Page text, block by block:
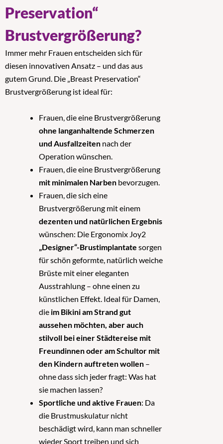
Preservation“
Brustvergrößerung?
Immer mehr Frauen entscheiden sich für
diesen innovativen Ansatz – und das aus
gutem Grund. Die „Breast Preservation“
Brustvergrößerung ist ideal für:
Frauen, die eine Brustvergrößerung
ohne langanhaltende Schmerzen
und Ausfallzeiten nach der
Operation wünschen.
Frauen, die eine Brustvergrößerung
mit minimalen Narben bevorzugen.
Frauen, die sich eine
Brustvergrößerung mit einem
dezenten und natürlichen Ergebnis
wünschen: Die Ergonomix Joy2
„Designer“-Brustimplantate sorgen
für schön geformte, natürlich weiche
Brüste mit einer eleganten
Ausstrahlung – ohne einen zu
künstlichen Effekt. Ideal für Damen,
die im Bikini am Strand gut
aussehen möchten, aber auch
stilvoll bei einer Städtereise mit
Freundinnen oder am Schultor mit
den Kindern auftreten wollen –
ohne dass sich jeder fragt: Was hat
sie machen lassen?
Sportliche und aktive Frauen: Da
die Brustmuskulatur nicht
beschädigt wird, kann man schneller
wieder Sport treiben und sich